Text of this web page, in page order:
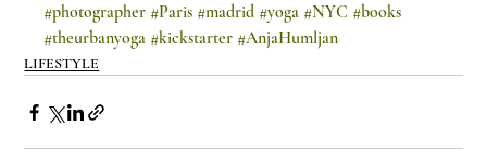
#photographer #Paris #madrid #yoga #NYC #books
#theurbanyoga #kickstarter #AnjaHumljan
LIFESTYLE